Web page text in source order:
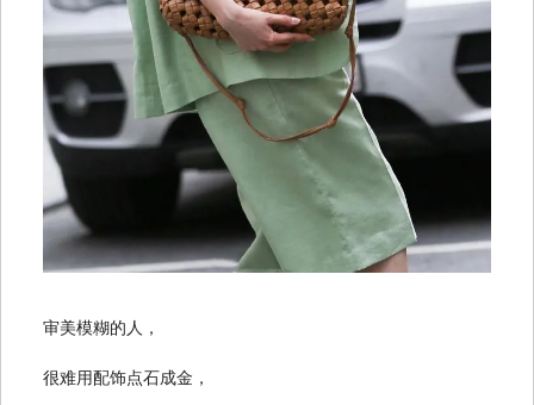
审美模糊的人，
很难用配饰点石成金，